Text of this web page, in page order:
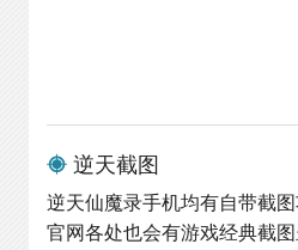
逆天截图
逆天仙魔录手机均有自带截
官网各处也会有游戏经典截